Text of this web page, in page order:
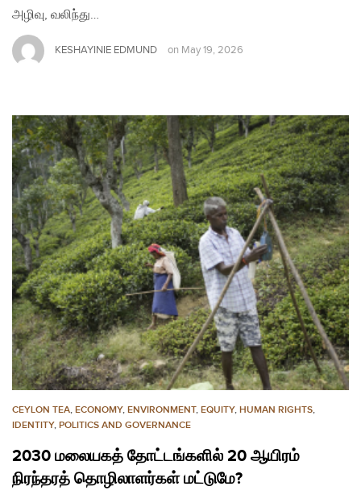
அழிவு, வலிந்து…
KESHAYINIE EDMUND on May 19, 2026
CEYLON TEA, ECONOMY, ENVIRONMENT, EQUITY, HUMAN RIGHTS,
IDENTITY, POLITICS AND GOVERNANCE
2030 மலையகத் தோட்டங்களில் 20 ஆயிரம்
நிரந்தரத் தொழிலாளர்கள் மட்டுமே?